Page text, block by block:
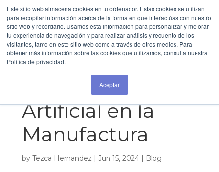
Este sitio web almacena cookies en tu ordenador. Estas cookies se utilizan
para recopilar información acerca de la forma en que interactúas con nuestro
sitio web y recordarlo. Usamos esta información para personalizar y mejorar
tu experiencia de navegación y para realizar análisis y recuento de los
visitantes, tanto en este sitio web como a través de otros medios. Para
obtener más información sobre las cookies que utilizamos, consulta nuestra
Política de privacidad.
Aceptar
Andi: La
revolución de la
Inteligencia
Artificial en la
Manufactura
by Tezca Hernandez | Jun 15, 2024| Blog